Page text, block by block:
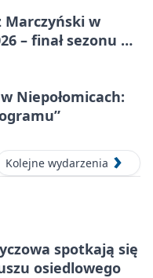
Marczyński w
– finał sezonu na
Niepołomicach:
Kolejne wydarzenia
spotkają się
osiedlowego